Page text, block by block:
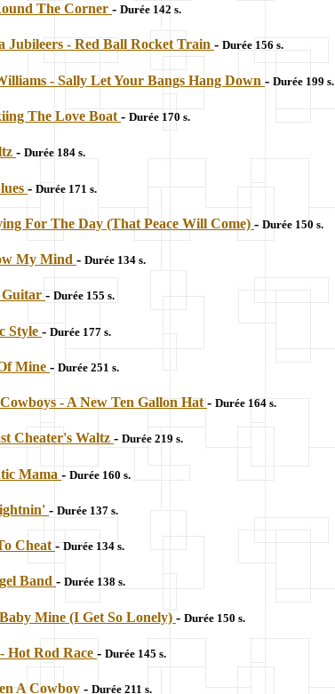
The Corner - Durée 142 s.
Jubileers - Red Ball Rocket Train - Durée 156 s.
- Sally Let Your Bangs Hang Down - Durée 199 s.
The Love Boat - Durée 170 s.
- Durée 184 s.
- Durée 171 s.
For The Day (That Peace Will Come) - Durée 150 s.
My Mind - Durée 134 s.
Guitar - Durée 155 s.
Style - Durée 177 s.
Mine - Durée 251 s.
- A New Ten Gallon Hat- Durée 164 s.
Cheater's Waltz - Durée 219 s.
Mama - Durée 160 s.
- Durée 137 s.
Cheat - Durée 134 s.
Band - Durée 138 s.
Mine (I Get So Lonely) - Durée 150 s.
Hot Rod Race - Durée 145 s.
A Cowboy - Durée 211 s.